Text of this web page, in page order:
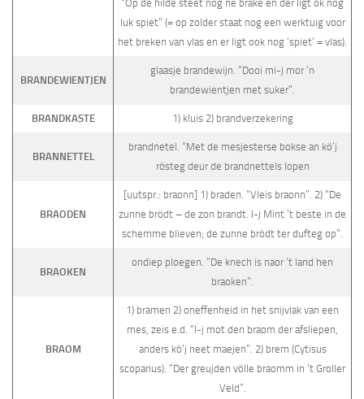
“Op de hilde steet nog ne brake en der ligt ok nog
luk spiet” (= op zolder staat nog een werktuig voor
het breken van vlas en er ligt ook nog ‘spiet’ = vlas).
BRANDEWIENTJEN
glaasje brandewijn. “Dooi mi-j mor ’n
brandewientjen met suker”.
BRANDKASTE 1) kluis 2) brandverzekering
BRANNETTEL
brandnetel. “Met de mesjesterse bokse an kö’j
rösteg deur de brandnettels lopen
BRAODEN
[uutspr.: braonn] 1) braden. “Vleis braonn”. 2) “De
zunne brödt – de zon brandt. I-j Mint ’t beste in de
schemme blieven; de zunne brödt ter dufteg op”.
BRAOKEN
ondiep ploegen. “De knech is naor ’t land hen
braoken”.
BRAOM
1) bramen 2) oneffenheid in het snijvlak van een
mes, zeis e.d. “I-j mot den braom der afsliepen,
anders kö’j neet maejen”. 2) brem (Cytisus
scoparius). “Der greujden völle braomm in ’t Groller
Veld”.